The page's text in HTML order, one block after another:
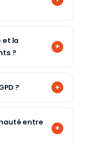
et la
?
?
entre